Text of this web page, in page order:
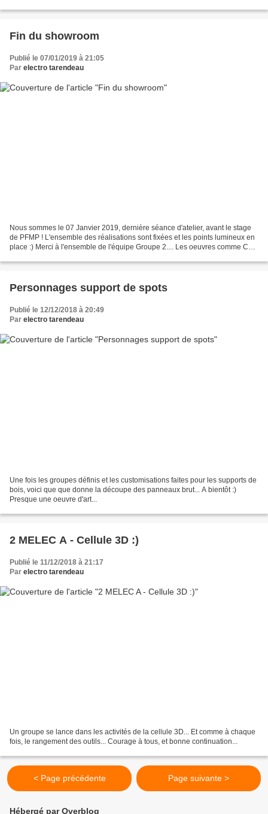
Fin du showroom
Publié le 07/01/2019 à 21:05
Par electro tarendeau
Nous sommes le 07 Janvier 2019, dernière séance d'atelier, avant le stage
de PFMP ! L'ensemble des réalisations sont fixées et les points lumineux en
place :) Merci à l'ensemble de l'équipe Groupe 2.... Les oeuvres comme Chi-
Personnages support de spots
Publié le 12/12/2018 à 20:49
Par electro tarendeau
Une fois les groupes définis et les customisations faites pour les supports de
bois, voici que que donne la découpe des panneaux brut... A bientôt :)
Presque une oeuvre d'art...
2 MELEC A - Cellule 3D :)
Publié le 11/12/2018 à 21:17
Par electro tarendeau
Un groupe se lance dans les activités de la cellule 3D... Et comme à chaque
fois, le rangement des outils... Courage à tous, et bonne continuation...
< Page précédente Page suivante >
Hébergé par Overblog